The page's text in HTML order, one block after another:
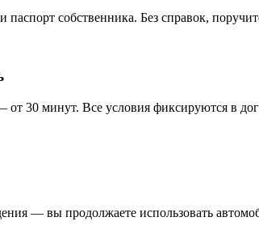
собственника. Без справок,
от 30 минут. Все условия фиксируются в
— вы продолжаете использовать